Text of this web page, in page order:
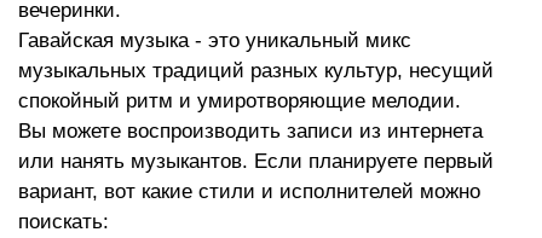
вечеринки.
Гавайская музыка - это уникальный микс
музыкальных традиций разных культур, несущий
спокойный ритм и умиротворяющие мелодии.
Вы можете воспроизводить записи из интернета
или нанять музыкантов. Если планируете первый
вариант, вот какие стили и исполнителей можно
поискать: